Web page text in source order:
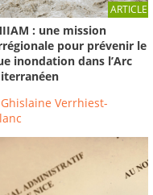
peut...
Majeurs
inondation en
Majeurs
son plan spécifique
ARTICLE
: une mission
pour prévenir le
inondation dans l’Arc
Ghislaine Verrhiest-